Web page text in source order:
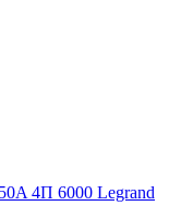
4П 6000 Legrand